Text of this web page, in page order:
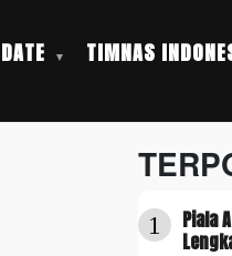
TIMNAS
1
Piala